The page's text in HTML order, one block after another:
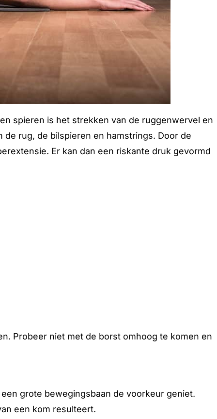
spieren is het strekken van de ruggenwervel en
rug, de bilspieren en hamstrings. Door de
Er kan dan een riskante druk gevormd
Probeer niet met de borst omhoog te komen en
grote bewegingsbaan de voorkeur geniet.
een kom resulteert.